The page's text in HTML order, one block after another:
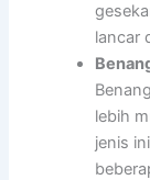
lancar
lebih
jenis